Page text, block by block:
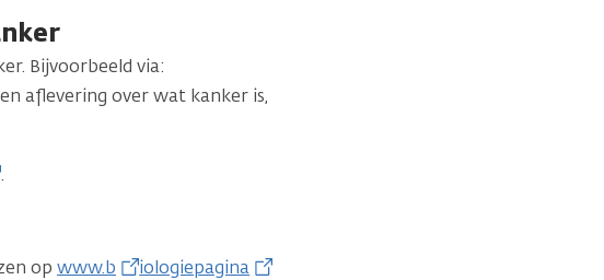
Bijvoorbeeld via:
aflevering over wat kanker is,
.
op www.b
iologiepagina